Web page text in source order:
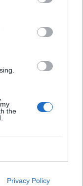
the
Privacy Policy